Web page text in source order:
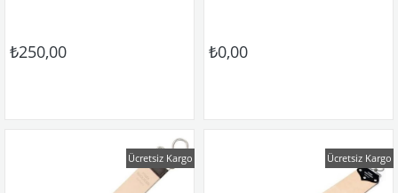
₺250,00 ₺0,00
Ücretsiz Kargo Ücretsiz Kargo